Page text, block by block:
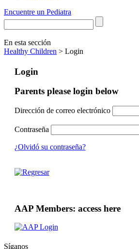
Encuentre un Pediatra
En esta sección
Healthy Children > Login
Login
Parents please login below
Dirección de correo electrónico
Contraseña
¿Olvidó su contraseña?
AAP Members: access here
Síganos